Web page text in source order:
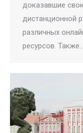
доказавшие
дистанционной
различных
ресурсов. Также…